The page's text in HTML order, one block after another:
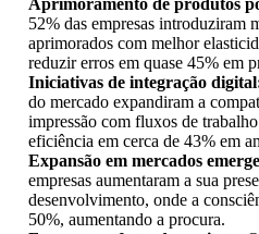
Aprimoramento de produtos
52% das empresas introduziram
aprimorados com melhor
reduzir erros em quase 45% em
Iniciativas de integração
do mercado expandiram a
impressão com fluxos de
eficiência em cerca de 43% em
Expansão em mercados
empresas aumentaram a sua
desenvolvimento, onde a
50%, aumentando a procura.